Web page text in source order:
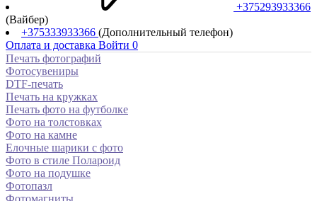
+375293933366
(Вайбер)
+375333933366 (Дополнительный телефон)
Оплата и доставка Войти 0
Печать фотографий
Фотосувениры
DTF-печать
Печать на кружках
Печать фото на футболке
Фото на толстовках
Фото на камне
Елочные шарики с фото
Фото в стиле Полароид
Фото на подушке
Фотопазл